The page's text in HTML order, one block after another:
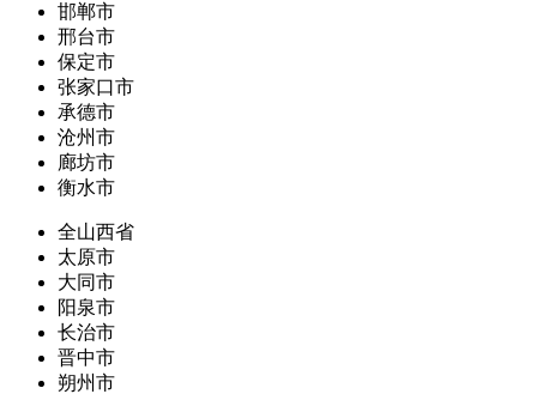
邯郸市
邢台市
保定市
张家口市
承德市
沧州市
廊坊市
衡水市
全山西省
太原市
大同市
阳泉市
长治市
晋中市
朔州市